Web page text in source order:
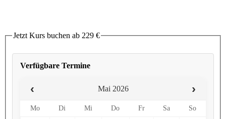
Jetzt Kurs buchen ab 229 €
Verfügbare Termine
‹ Mai 2026 ›
Mo Di Mi Do Fr Sa So